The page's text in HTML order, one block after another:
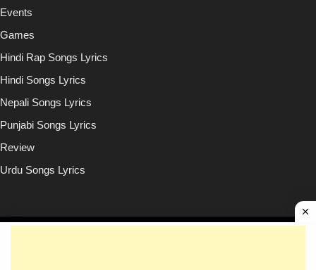
Events
Games
Hindi Rap Songs Lyrics
Hindi Songs Lyrics
Nepali Songs Lyrics
Punjabi Songs Lyrics
Review
Urdu Songs Lyrics